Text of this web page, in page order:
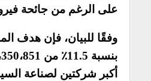
على الرغم من جائحة
وفقًا للبيان، فإن هدف
أكبر شركتين لصناعة